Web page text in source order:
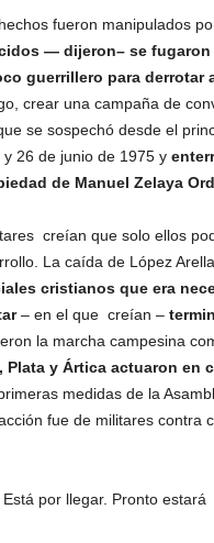
fueron manipulados
— dijeron– se
guerrillero para derrotar
crear una campaña de
sospechó desde el
26 de junio de 1975 y
de Manuel Zelaya
creían que solo ellos
La caída de López
cristianos que era
– en el que creían –
la marcha campesina
Plata y Ártica actuaron en
medidas de la
fue de militares contra
por llegar. Pronto estará